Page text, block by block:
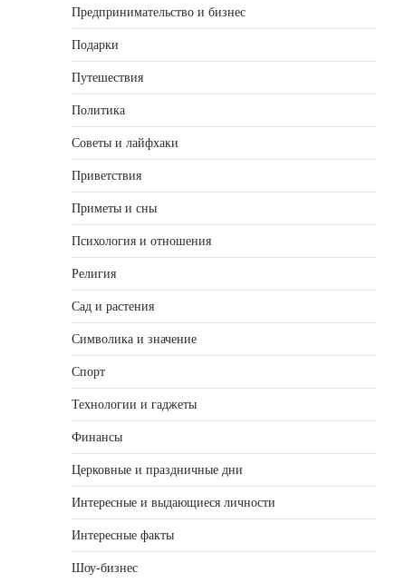
Предпринимательство и бизнес
Подарки
Путешествия
Политика
Советы и лайфхаки
Приветствия
Приметы и сны
Психология и отношения
Религия
Сад и растения
Символика и значение
Спорт
Технологии и гаджеты
Финансы
Церковные и праздничные дни
Интересные и выдающиеся личности
Интересные факты
Шоу-бизнес